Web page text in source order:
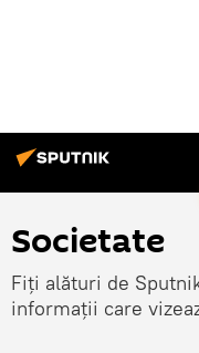
Societate
Fiți alături de
informații care